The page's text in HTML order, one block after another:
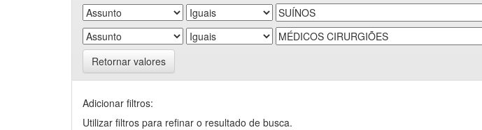
Retornar valores
Adicionar filtros:
Utilizar filtros para refinar o resultado de busca.